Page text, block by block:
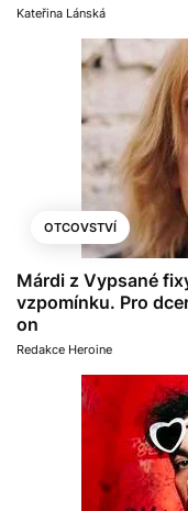
Kateřina Lánská
OTCOVSTVÍ
Márdi z Vypsané
vzpomínku. Pro
on
Redakce Heroine